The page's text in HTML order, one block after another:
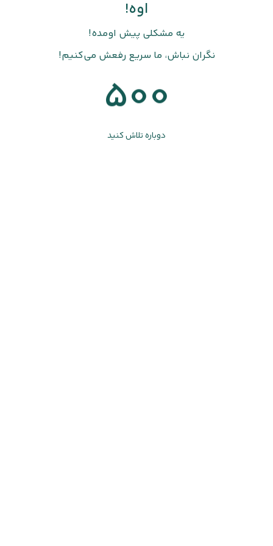
اوه!
یه مشکلی پیش اومده!
نگران نباش، ما سریع رفعش می‌کنیم!
500
دوباره تلاش کنید